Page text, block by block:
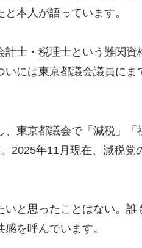
本人が語っています。
士・税理士という難関資
には東京都議会議員に
東京都議会で「減税」
2025年11月現在、減税党
と思ったことはない。
を呼んでいます。